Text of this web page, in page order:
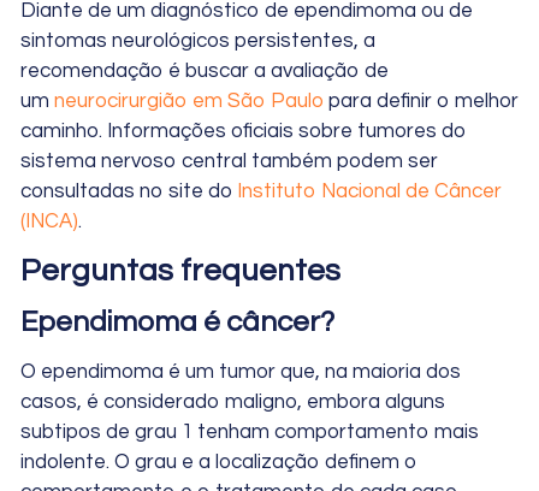
Diante de um diagnóstico de ependimoma ou de
sintomas neurológicos persistentes, a
recomendação é buscar a avaliação de
um neurocirurgião em São Paulo para definir o melhor
caminho. Informações oficiais sobre tumores do
sistema nervoso central também podem ser
consultadas no site do Instituto Nacional de Câncer
(INCA).
Perguntas frequentes
Ependimoma é câncer?
O ependimoma é um tumor que, na maioria dos
casos, é considerado maligno, embora alguns
subtipos de grau 1 tenham comportamento mais
indolente. O grau e a localização definem o